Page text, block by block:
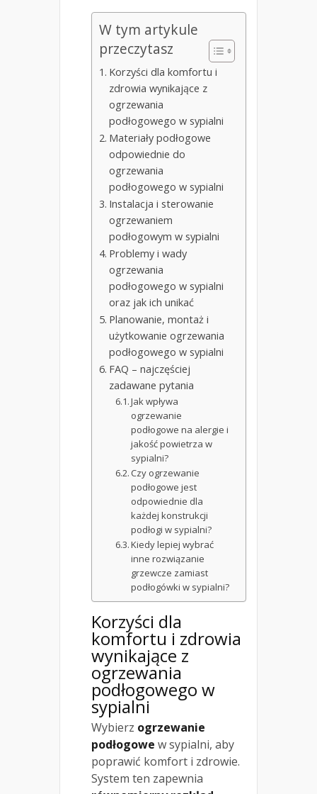
W tym artykule
przeczytasz
Korzyści dla komfortu i
zdrowia wynikające z
ogrzewania
podłogowego w sypialni
Materiały podłogowe
odpowiednie do
ogrzewania
podłogowego w sypialni
Instalacja i sterowanie
ogrzewaniem
podłogowym w sypialni
Problemy i wady
ogrzewania
podłogowego w sypialni
oraz jak ich unikać
Planowanie, montaż i
użytkowanie ogrzewania
podłogowego w sypialni
FAQ – najczęściej
zadawane pytania
Jak wpływa
ogrzewanie
podłogowe na alergie i
jakość powietrza w
sypialni?
Czy ogrzewanie
podłogowe jest
odpowiednie dla
każdej konstrukcji
podłogi w sypialni?
Kiedy lepiej wybrać
inne rozwiązanie
grzewcze zamiast
podłogówki w sypialni?
Korzyści dla
komfortu i zdrowia
wynikające z
ogrzewania
podłogowego w
sypialni
Wybierz ogrzewanie
podłogowe w sypialni, aby
poprawić komfort i zdrowie.
System ten zapewnia